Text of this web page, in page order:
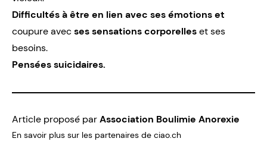
Difficultés à être en lien avec sesémotionset
coupure avecses sensations corporelleset ses
besoins.
Pensées suicidaires.
Article proposé parAssociation Boulimie Anorexie
En savoir plus sur les partenaires de ciao.ch